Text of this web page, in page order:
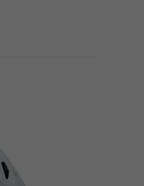
Cameleon + Net